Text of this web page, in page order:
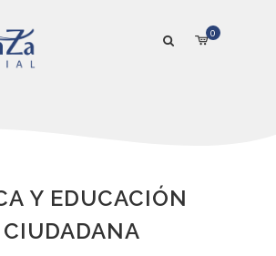
0
Y EDUCACIÓN
CIUDADANA